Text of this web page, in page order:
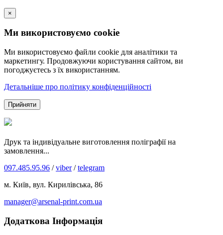
×
Ми використовуємо cookie
Ми використовуємо файли cookie для аналітики та
маркетингу. Продовжуючи користування сайтом, ви
погоджуєтесь з їх використанням.
Детальніше про політику конфіденційності
Прийняти
Друк та індивідуальне виготовлення поліграфії на
замовлення...
097.485.95.96 /viber/telegram
м. Київ, вул. Кирилівська, 86
manager@arsenal-print.com.ua
Додаткова Інформація